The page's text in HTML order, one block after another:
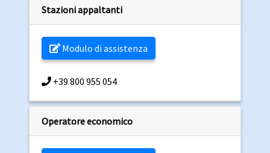
Stazioni appaltanti
Modulo di assistenza
+39 800 955 054
Operatore economico